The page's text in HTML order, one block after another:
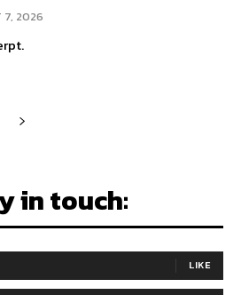
7, 2026
in touch:
LIKE